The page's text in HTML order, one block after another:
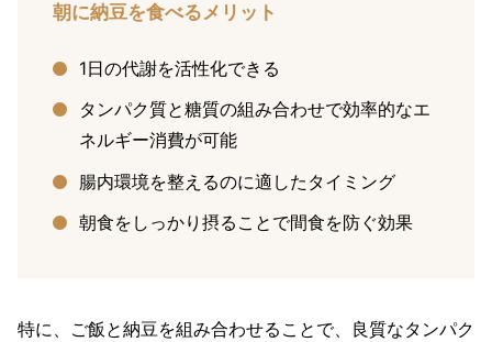
朝に納豆を食べるメリット
1日の代謝を活性化できる
タンパク質と糖質の組み合わせで効率的なエ
ネルギー消費が可能
腸内環境を整えるのに適したタイミング
朝食をしっかり摂ることで間食を防ぐ効果
特に、ご飯と納豆を組み合わせることで、良質なタンパク